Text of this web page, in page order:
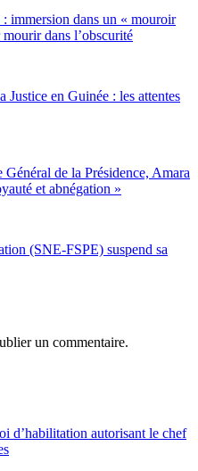
immersion dans un « mouroir
dans l’obscurité
Justice en Guinée : les attentes
de la Présidence, Amara
et abnégation »
(SNE-FSPE) suspend sa
un commentaire.
d’habilitation autorisant le chef